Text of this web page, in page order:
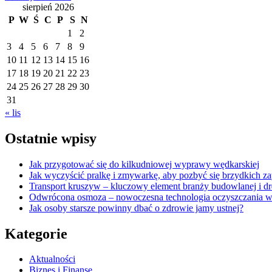
sierpień 2026
P W Ś C P S N
1
2
3
4 5 6 7 8
9
10 11 12 13 14 15 16
17 18 19 20 21 22 23
24 25 26 27 28 29 30
31
« lis
Ostatnie wpisy
Jak przygotować się do kilkudniowej wyprawy wędkarskiej
Jak wyczyścić pralkę i zmywarkę, aby pozbyć się brzydkich
Transport kruszyw – kluczowy element branży budowlanej i
Odwrócona osmoza – nowoczesna technologia oczyszczania
Jak osoby starsze powinny dbać o zdrowie jamy ustnej?
Kategorie
Aktualności